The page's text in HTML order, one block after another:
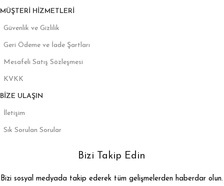
MÜŞTERI HIZMETLERI
Güvenlik ve Gizlilik
Geri Ödeme ve İade Şartları
Mesafeli Satış Sözleşmesi
KVKK
BIZE ULAŞIN
İletişim
Sık Sorulan Sorular
Bizi Takip Edin
Bizi sosyal medyada takip ederek tüm gelişmelerden haberdar olun.